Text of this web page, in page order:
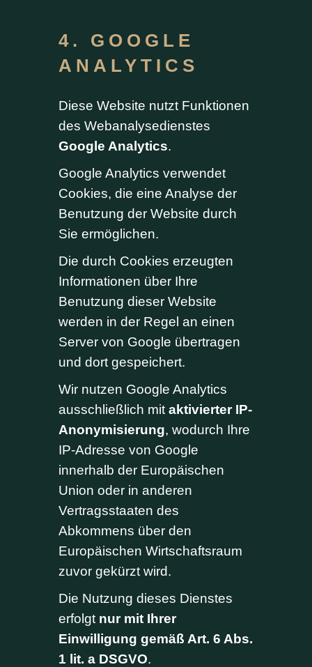
4. GOOGLE
ANALYTICS
Diese Website nutzt Funktionen
des Webanalysedienstes
Google Analytics.
Google Analytics verwendet
Cookies, die eine Analyse der
Benutzung der Website durch
Sie ermöglichen.
Die durch Cookies erzeugten
Informationen über Ihre
Benutzung dieser Website
werden in der Regel an einen
Server von Google übertragen
und dort gespeichert.
Wir nutzen Google Analytics
ausschließlich mit aktivierter IP-
Anonymisierung, wodurch Ihre
IP-Adresse von Google
innerhalb der Europäischen
Union oder in anderen
Vertragsstaaten des
Abkommens über den
Europäischen Wirtschaftsraum
zuvor gekürzt wird.
Die Nutzung dieses Dienstes
erfolgt nur mit Ihrer
Einwilligung gemäß Art. 6 Abs.
1 lit. a DSGVO.